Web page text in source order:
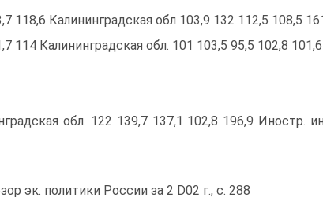
118,6 Калининградская обл 103,9 132 112,5 108,5
114 Калининградская обл. 101 103,5 95,5 102,8
обл. 122 139,7 137,1 102,8 196,9 Иностр.
эк. политики России за 2 D02 г., с. 288